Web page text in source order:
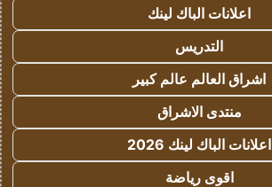
اعلانات الباك لينك
التدريس
اشراق العالم عالم كبير
منتدى الاشراق
اعلانات الباك لينك 2026
اقوى رياضة